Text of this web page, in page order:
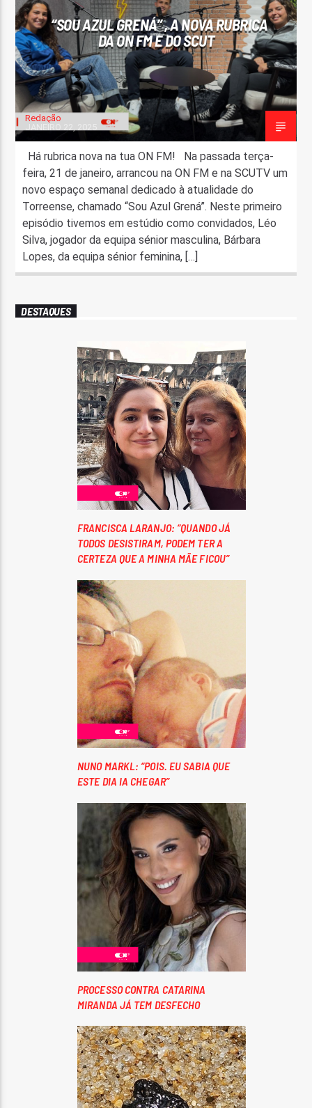
“SOU AZUL GRENÁ” , A NOVA RUBRICA
DA ON FM E DO SCUT
Redação
Há rubrica nova na tua ON FM! Na passada terça-
feira, 21 de janeiro, arrancou na ON FM e na SCUTV um
novo espaço semanal dedicado à atualidade do
Torreense, chamado “Sou Azul Grená”. Neste primeiro
episódio tivemos em estúdio como convidados, Léo
Silva, jogador da equipa sénior masculina, Bárbara
Lopes, da equipa sénior feminina, […]
DESTAQUES
FRANCISCA LARANJO: “QUANDO JÁ
TODOS DESISTIRAM, PODEM TER A
CERTEZA QUE A MINHA MÃE FICOU”
NUNO MARKL: “POIS. EU SABIA QUE
ESTE DIA IA CHEGAR”
PROCESSO CONTRA CATARINA
MIRANDA JÁ TEM DESFECHO